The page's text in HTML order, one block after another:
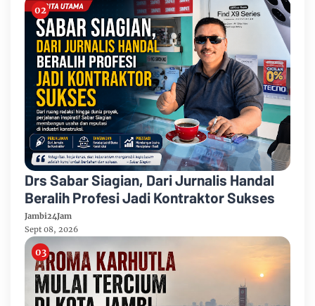
Drs Sabar Siagian, Dari Jurnalis Handal
Beralih Profesi Jadi Kontraktor Sukses
Jambi24Jam
Sept 08, 2026